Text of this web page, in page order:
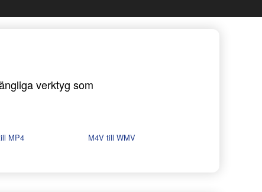
verktyg som
MP4 M4V till WMV